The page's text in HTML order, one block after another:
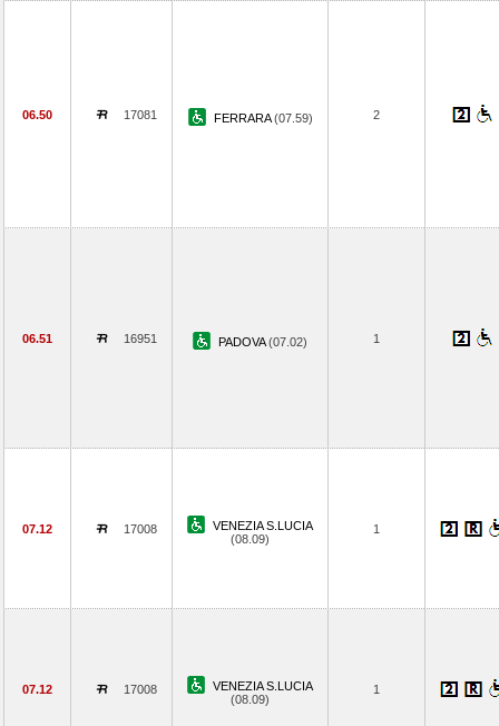
06.50 17081 FERRARA(07.59) 2
06.51 16951 PADOVA(07.02) 1
07.12 17008
VENEZIA S.LUCIA
(08.09)
1
07.12 17008
VENEZIA S.LUCIA
(08.09)
1